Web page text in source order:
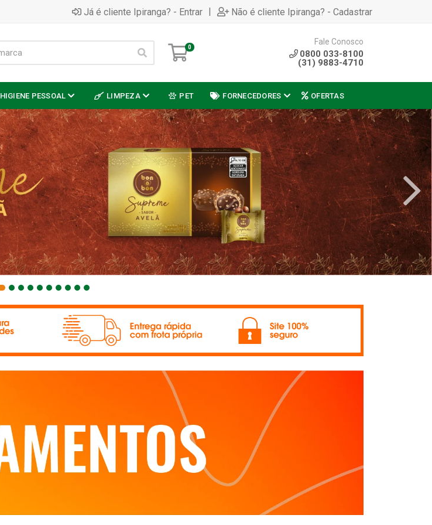
Já é cliente Ipiranga? - Entrar | Não é cliente Ipiranga? - Cadastrar
0
Fale Conosco
0800 033-8100
(31) 9883-4710
HIGIENE PESSOAL LIMPEZA PET FORNECEDORES OFERTAS